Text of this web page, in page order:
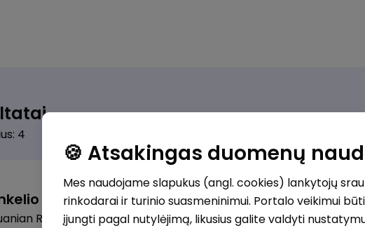
4
Geležinkelio remonto ir priežiūros darbuotojas (-a) (Lentvaris) (Lentvaris, LT)
Railways Lentvaris
🍪 Atsakingas duomenų
Mes naudojame slapukus (angl. cookies) lankytojų
rinkodarai ir turinio suasmeninimui. Portalo veikimui
įjungti pagal nutylėjimą, likusius galite valdyti